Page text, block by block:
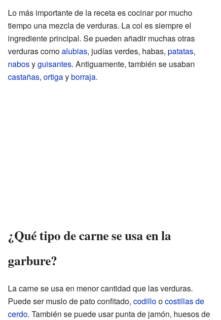
Lo más importante de la receta es cocinar por mucho
tiempo una mezcla de verduras. La col es siempre el
ingrediente principal. Se pueden añadir muchas otras
verduras comoalubias, judías verdes, habas, patatas,
nabosyguisantes. Antiguamente, también se usaban
castañas, ortigayborraja.
¿Qué tipo de carne se usa en la
garbure?
La carne se usa en menor cantidad que las verduras.
Puede ser muslo de pato confitado, codilloocostillas de
cerdo. También se puede usar punta de jamón, huesos de